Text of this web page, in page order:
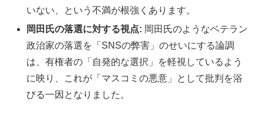
いない、という不満が根強くあります。
岡田氏の落選に対する視点: 岡田氏のようなベテラン
政治家の落選を「SNSの弊害」のせいにする論調
は、有権者の「自発的な選択」を軽視しているよう
に映り、これが「マスコミの悪意」として批判を浴
びる一因となりました。